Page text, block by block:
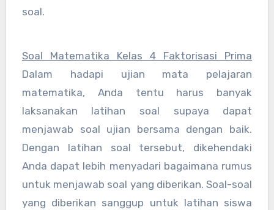
soal.
Soal Matematika Kelas 4 Faktorisasi Prima
Dalam hadapi ujian mata pelajaran
matematika, Anda tentu harus banyak
laksanakan latihan soal supaya dapat
menjawab soal ujian bersama dengan baik.
Dengan latihan soal tersebut, dikehendaki
Anda dapat lebih menyadari bagaimana rumus
untuk menjawab soal yang diberikan. Soal-soal
yang diberikan sanggup untuk latihan siswa